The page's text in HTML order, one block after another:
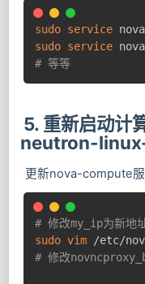
sudo service
sudo service
# 等等
5. 重新启动计
neutron-
更新nova-compute服
# 修改my_ip为新地
sudo vim
# 修改